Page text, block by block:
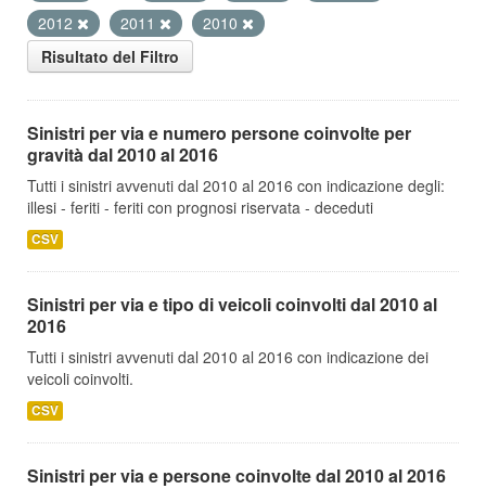
2012
2011
2010
Risultato del Filtro
Sinistri per via e numero persone coinvolte per
gravità dal 2010 al 2016
Tutti i sinistri avvenuti dal 2010 al 2016 con indicazione degli:
illesi - feriti - feriti con prognosi riservata - deceduti
CSV
Sinistri per via e tipo di veicoli coinvolti dal 2010 al
2016
Tutti i sinistri avvenuti dal 2010 al 2016 con indicazione dei
veicoli coinvolti.
CSV
Sinistri per via e persone coinvolte dal 2010 al 2016